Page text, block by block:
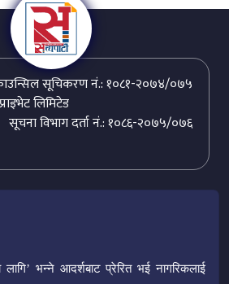
सूचिकरण नं.: १०८१-२०७४/०७५
लिमिटेड
सूचना विभाग दर्ता नं.: १०८६-२०७५/०७६
लागि’ भन्ने आदर्शबाट प्रेरित भई नागरिकलाई